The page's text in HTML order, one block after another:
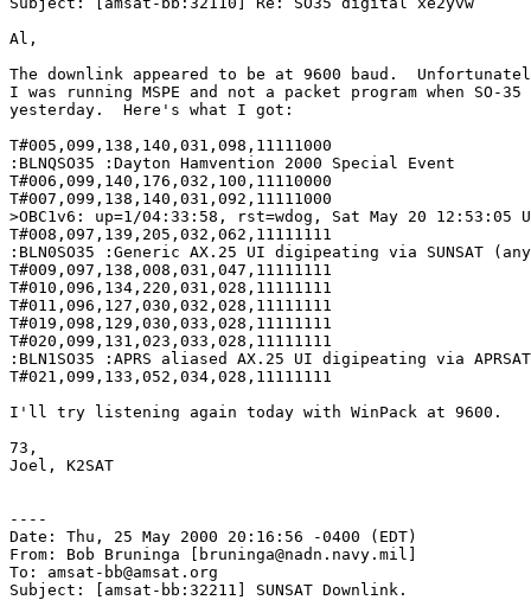
Al,
The downlink appeared to be at 9600 baud.
I was running MSPE and not a packet program when SO-
yesterday.  Here's what I got:
T#005,099,138,140,031,098,11111000
:BLNQSO35 :Dayton Hamvention 2000 Special Event
T#006,099,140,176,032,100,11110000
T#007,099,138,140,031,092,11111000
>OBC1v6: up=1/04:33:58, rst=wdog, Sat May 20 12:53:05
T#008,097,139,205,032,062,11111111
:BLN0SO35 :Generic AX.25 UI digipeating via SUNSAT
T#009,097,138,008,031,047,11111111
T#010,096,134,220,031,028,11111111
T#011,096,127,030,032,028,11111111
T#019,098,129,030,033,028,11111111
T#020,099,131,023,033,028,11111111
:BLN1SO35 :APRS aliased AX.25 UI digipeating via
T#021,099,133,052,034,028,11111111
I'll try listening again today with WinPack at 9600.
73,
Joel, K2SAT
----
Date: Thu, 25 May 2000 20:16:56 -0400 (EDT)
From: Bob Bruninga [bruninga@nadn.navy.mil]
To: amsat-bb@amsat.org
Subject: [amsat-bb:32211] SUNSAT Downlink.